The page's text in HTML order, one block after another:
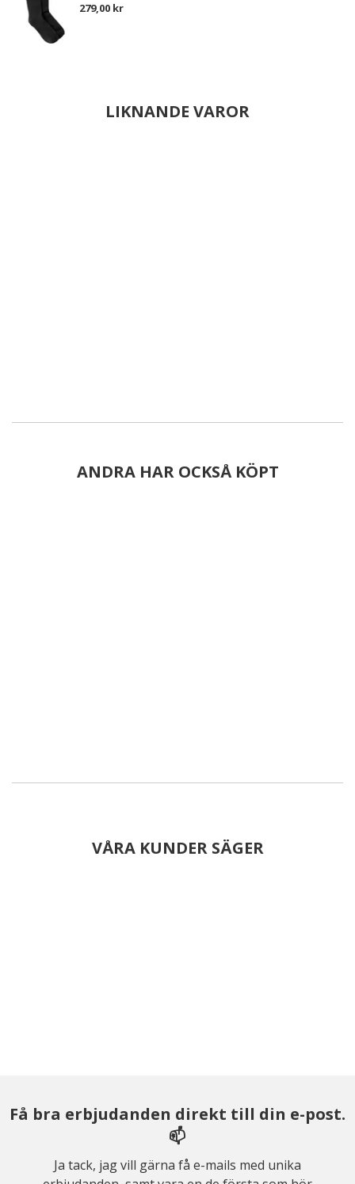
279,00 kr
LIKNANDE VAROR
ANDRA HAR OCKSÅ KÖPT
VÅRA KUNDER SÄGER
Få bra erbjudanden direkt till din e-post.
📫
Ja tack, jag vill gärna få e-mails med unika